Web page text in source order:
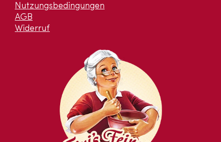
Nutzungsbedingungen
AGB
Widerruf